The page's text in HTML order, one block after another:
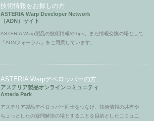
技術情報をお探しの方
ASTERIA Warp Developer Network
（ADN）サイト
ASTERIA Warp製品の技術情報やTips、また情報交換の場として
「ADNフォーラム」をご用意しています。
ASTERIA Warpデベロッパーの方
アステリア製品オンラインコミュニティ
Asteria Park
アステリア製品デベロッパー同士をつなげ、技術情報の共有や
ちょっとしたの疑問解決の場とすることを目的としたコミュニ